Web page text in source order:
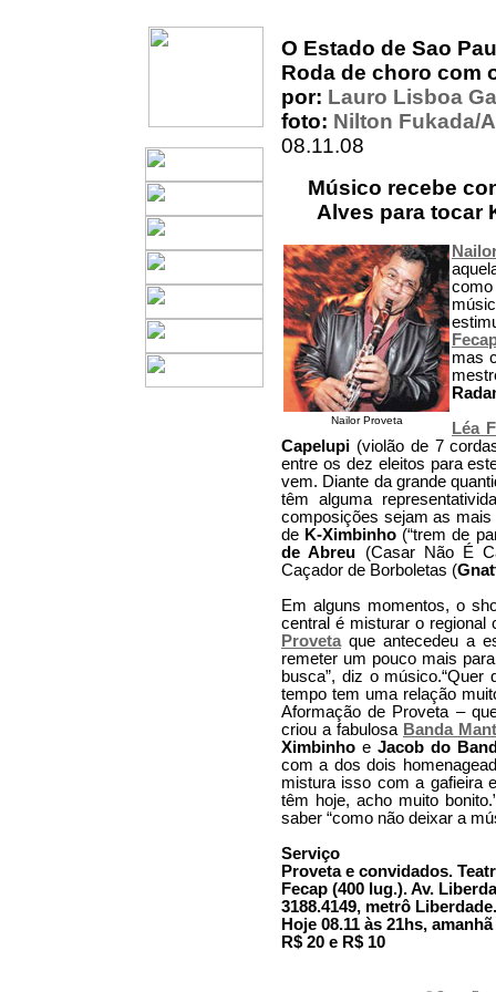
O Estado de Sao
Roda de choro com
por: Lauro Lisboa
foto: Nilton Fukada/
08.11.08
Músico recebe
Alves para tocar
Nailor Proveta
mas
Léa
Capelupi (violão de 7
entre os dez eleitos para
vem. Diante da grande
têm alguma
composições sejam as mais
de K-Ximbinho (“trem de
de Abreu (Casar Não É
Caçador de Borboletas (
Em alguns momentos, o
central é misturar o regional
Proveta que antecedeu a
remeter um pouco mais
busca”, diz o
tempo tem uma relação
Aformação de Proveta –
criou a fabulosa Banda
Ximbinho e Jacob do
com a dos dois
mistura isso com a gafieira
têm hoje, acho muito
saber “como não deixar a
Serviço
Proveta e convidados.
Fecap (400 lug.). Av.
3188.4149, metrô Liberdade.
Hoje 08.11 às 21hs,
R$ 20 e R$ 10